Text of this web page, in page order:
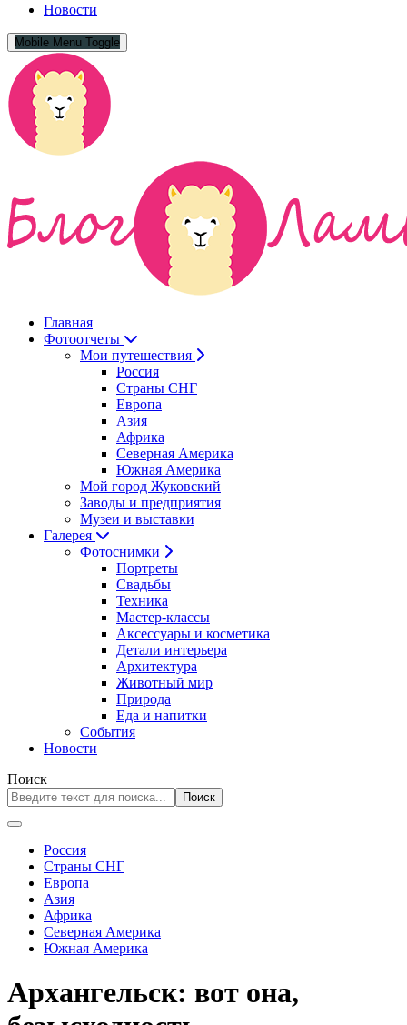
Новости
Mobile Menu Toggle
Главная
Фотоотчеты
Мои путешествия
Россия
Страны СНГ
Европа
Азия
Африка
Северная Америка
Южная Америка
Мой город Жуковский
Заводы и предприятия
Музеи и выставки
Галерея
Фотоснимки
Портреты
Свадьбы
Техника
Мастер-классы
Аксессуары и косметика
Детали интерьера
Архитектура
Животный мир
Природа
Еда и напитки
События
Новости
Поиск
Поиск
Россия
Страны СНГ
Европа
Азия
Африка
Северная Америка
Южная Америка
Архангельск: вот она,